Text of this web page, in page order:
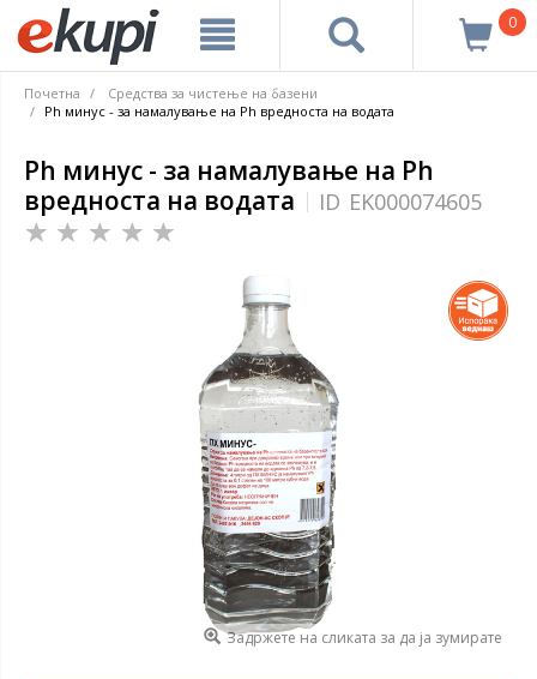
0
Почетна
Средства за чистење на базени
Ph минус - за намалување на Ph вредноста на водата
Ph минус - за намалување на Ph
вредноста на водата
ID EK000074605
Задржете на сликата за да ја зумирате